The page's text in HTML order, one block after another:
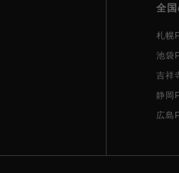
全
札幌
池袋
吉祥
静岡
広島